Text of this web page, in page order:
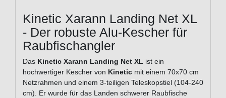
Kinetic Xarann Landing Net XL
- Der robuste Alu-Kescher für
Raubfischangler
Das Kinetic Xarann Landing Net XL ist ein
hochwertiger Kescher von Kinetic mit einem 70x70 cm
Netzrahmen und einem 3-teiligen Teleskopstiel (104-240
cm). Er wurde für das Landen schwerer Raubfische